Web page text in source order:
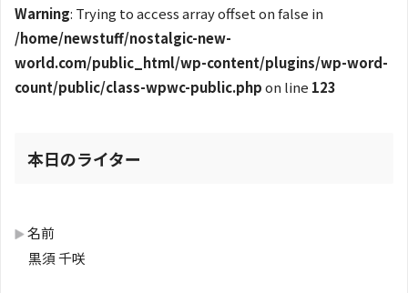
Warning: Trying to access array offset on false in
/home/newstuff/nostalgic-new-
world.com/public_html/wp-content/plugins/wp-word-
count/public/class-wpwc-public.phpon line 123
本日のライター
名前
黒須 千咲